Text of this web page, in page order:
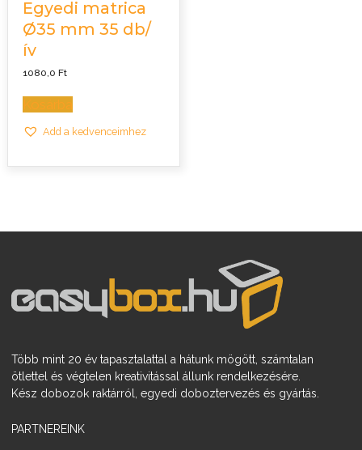
Egyedi matrica
Ø35 mm 35 db/
ív
1080,0Ft
Kosárba
Add a kedvenceimhez
Több mint 20 év tapasztalattal a hátunk mögött, számtalan
ötlettel és végtelen kreativitással állunk rendelkezésére.
Kész dobozok raktárról, egyedi doboztervezés és gyártás.
PARTNEREINK